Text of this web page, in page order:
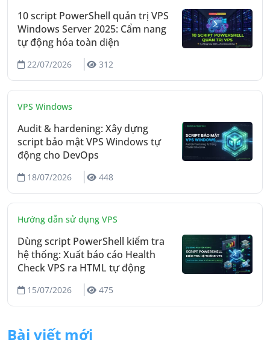
10 script PowerShell quản trị VPS
Windows Server 2025: Cẩm nang
tự động hóa toàn diện
22/07/2026 312
VPS Windows
Audit & hardening: Xây dựng
script bảo mật VPS Windows tự
động cho DevOps
18/07/2026 448
Hướng dẫn sử dụng VPS
Dùng script PowerShell kiểm tra
hệ thống: Xuất báo cáo Health
Check VPS ra HTML tự động
15/07/2026 475
Bài viết mới